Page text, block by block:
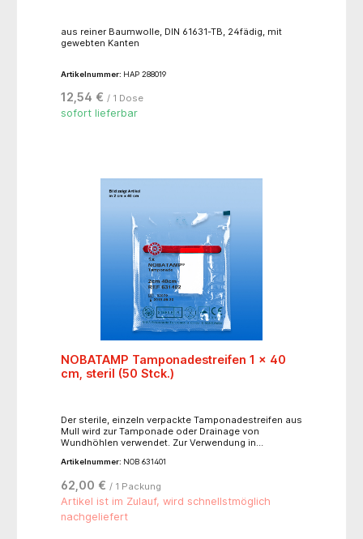
aus reiner Baumwolle, DIN 61631-TB, 24fädig, mit
gewebten Kanten
Artikelnummer: HAP 288019
12,54 € / 1 Dose
sofort lieferbar
NOBATAMP Tamponadestreifen 1 x 40
cm, steril (50 Stck.)
Der sterile, einzeln verpackte Tamponadestreifen aus
Mull wird zur Tamponade oder Drainage von
Wundhöhlen verwendet. Zur Verwendung in
er ebenfalls geeignet.
Artikelnummer: NOB 631401
62,00 € / 1 Packung
Artikel ist im Zulauf, wird schnellstmöglich
nachgeliefert